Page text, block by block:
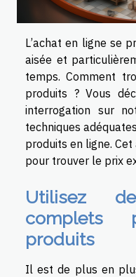
L’achat en ligne se
aisée et
temps. Comment
produits ? Vous
interrogation sur
techniques
produits en ligne.
pour trouver le prix
Utilisez
complets
produits
Il est de plus en